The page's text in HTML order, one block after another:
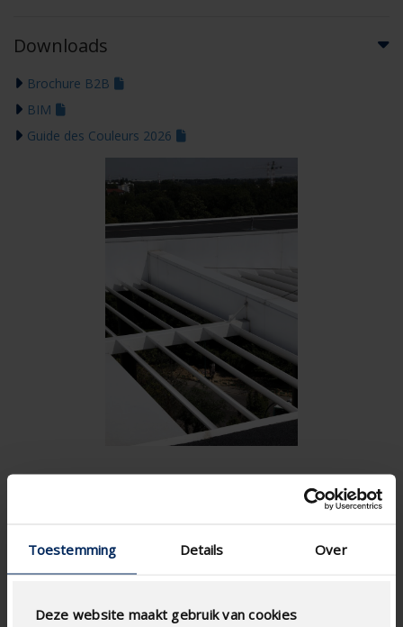
Toestemming Details Over
Deze website maakt gebruik van cookies
Downloads
Brochure B2B
BIM
Guide des Couleurs 2026